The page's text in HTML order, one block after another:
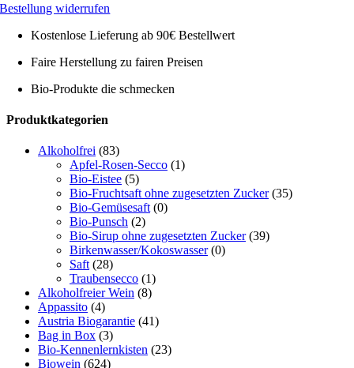
Bestellung widerrufen
Kostenlose Lieferung ab 90€ Bestellwert
Faire Herstellung zu fairen Preisen
Bio-Produkte die schmecken
Toggle
Produktkategorien
Alkoholfrei (83)
Apfel-Rosen-Secco (1)
Bio-Eistee (5)
Bio-Fruchtsaft ohne zugesetzten Zucker (35)
Bio-Gemüsesaft (0)
Bio-Punsch (2)
Bio-Sirup ohne zugesetzten Zucker (39)
Birkenwasser/Kokoswasser (0)
Saft (28)
Traubensecco (1)
Alkoholfreier Wein (8)
Appassito (4)
Austria Biogarantie (41)
Bag in Box (3)
Bio-Kennenlernkisten (23)
Biowein (624)